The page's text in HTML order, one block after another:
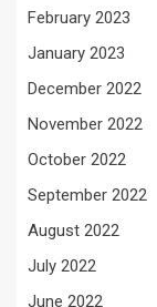
February 2023
January 2023
December 2022
November 2022
October 2022
September 2022
August 2022
July 2022
June 2022